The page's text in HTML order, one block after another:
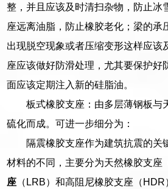
整，并且应该及时清扫杂物，防止冰
座远离油脂，防止橡胶老化；梁的承
出现脱空现象或者压缩变形这样应该
座应该做好防滑处理，尤其要保护好
面应该定期注入新的硅脂油。
板式橡胶支座：由多层薄钢板与
硫化而成。可进一步细分为：
隔震橡胶支座作为建筑抗震的关
材料的不同，主要分为天然橡胶支座
座 （LRB）和高阻尼橡胶支座（